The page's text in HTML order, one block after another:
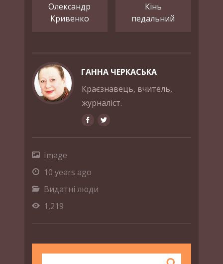
Олександр
Кривенко
Кінь
педальний
ГАННА ЧЕРКАСЬКА
Краєзнавець, вчитель,
журналіст.
Image
10 years ago
Видатні люди
1,219